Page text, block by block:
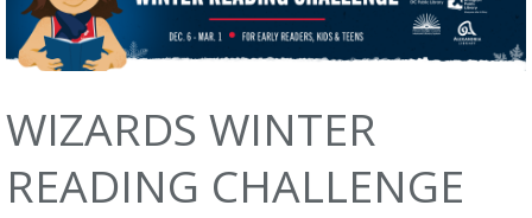
WIZARDS WINTER
READING CHALLENGE